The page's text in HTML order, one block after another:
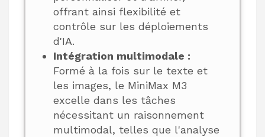
offrant ainsi flexibilité et
contrôle sur les déploiements
d'IA.
Intégration multimodale :
Formé à la fois sur le texte et
les images, le MiniMax M3
excelle dans les tâches
nécessitant un raisonnement
multimodal, telles que l'analyse